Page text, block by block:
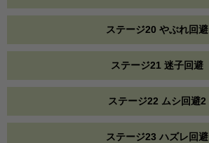
ステージ20 やぶれ回避
ステージ21 迷子回避
ステージ22 ムシ回避2
ステージ23 ハズレ回避